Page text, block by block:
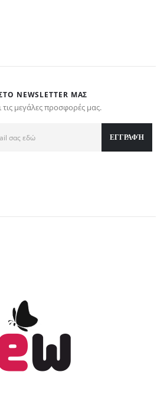
NEWSLETTER ΜΑΣ
τις μεγάλες προσφορές μας.